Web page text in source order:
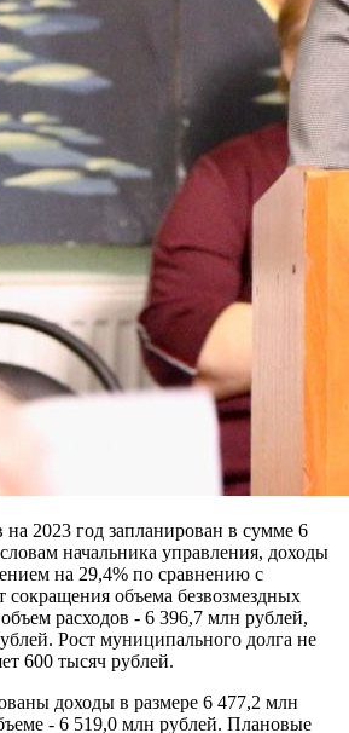
2023 год запланирован в сумме 6
начальника управления, доходы
на 29,4% по сравнению с
сокращения объема безвозмездных
расходов - 6 396,7 млн рублей,
Рост муниципального долга не
600 тысяч рублей.
доходы в размере 6 477,2 млн
- 6 519,0 млн рублей. Плановые